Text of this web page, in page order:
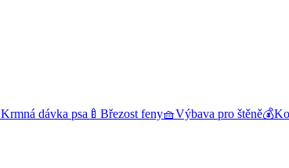
Krmná dávka psa 🍼 Březost feny🧺Výbava pro štěně💰